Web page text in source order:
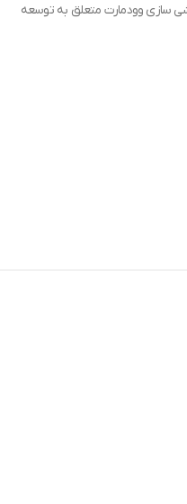
سازی وودمارت متعلق به توسعه